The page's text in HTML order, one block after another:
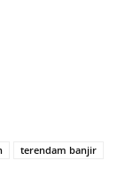
terendam banjir